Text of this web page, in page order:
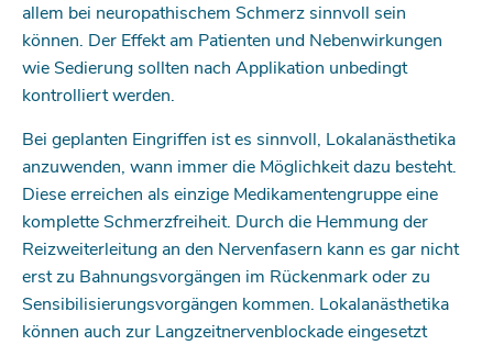
allem bei neuropathischem Schmerz sinnvoll sein
können. Der Effekt am Patienten und Nebenwirkungen
wie Sedierung sollten nach Applikation unbedingt
kontrolliert werden.
Bei geplanten Eingriffen ist es sinnvoll, ­Lokalanästhetika
anzuwenden, wann immer die Möglichkeit dazu besteht.
Diese erreichen als einzige Medikamentengruppe eine
komplette Schmerzfreiheit. Durch die Hemmung der
Reizweiterleitung an den Nervenfasern kann es gar nicht
erst zu Bahnungsvorgängen im Rückenmark oder zu
Sensi­bilisierungsvorgängen kommen. Lokalanästhetika
können auch zur Langzeitnervenblockade eingesetzt